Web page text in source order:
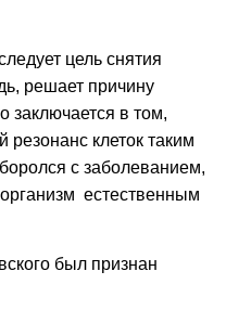
цель снятия
решает причину
заключается в том,
клеток таким
с заболеванием,
естественным
был признан